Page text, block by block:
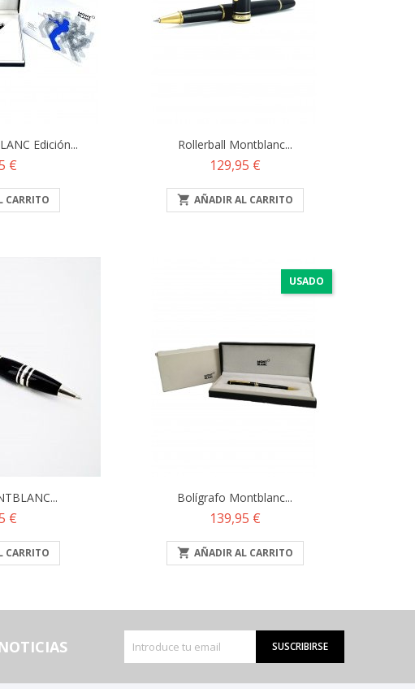
Edición...
€
CARRITO
Rollerball Montblanc...
Precio
129,95 €
 AÑADIR AL CARRITO
€
CARRITO
USADO
Bolígrafo Montblanc...
Precio
139,95 €
 AÑADIR AL CARRITO
SUSCRIBIRSE